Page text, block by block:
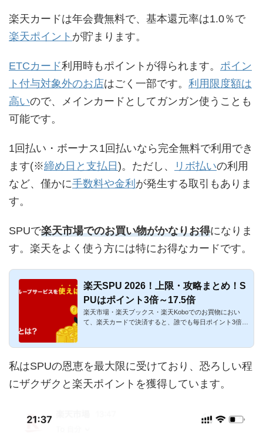
楽天カードは年会費無料で、基本還元率は1.0％で
楽天ポイント が貯まります。
ETCカード利用時もポイントが得られます。 ポイン
ト付与対象外のお店はごく一部です。 利用限度額は
高いので、メインカードとしてガンガン使うことも
可能です。
1回払い・ボーナス1回払いなら完全無料で利用でき
ます(※締め日と支払日 )。ただし、 リボ払いの利用
など、僅かに手数料や金利 が発生する取引もありま
す。
SPUで楽天市場でのお買い物がかなりお得になりま
す。楽天をよく使う方には特にお得なカードです。
楽天SPU 2026！上限・攻略まとめ！S
PUはポイント3倍～17.5倍
楽天市場・楽天ブックス・楽天Koboでのお買物におい
て、楽天カードで決済すると、誰でも毎日ポイント3倍～
私はSPUの恩恵を最大限に受けており、恐ろしい程
にザクザクと楽天ポイントを獲得しています。